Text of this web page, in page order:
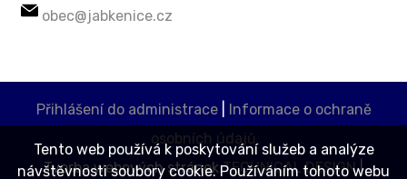
Tento web používá k poskytování služeb a analýze
návštěvnosti soubory cookie. Používáním tohoto webu
obec@jabkenice.cz
Přihlášení do administrace| Informace o ochraně
osobních údajů
Tvorba webových stránekTECHNICAL DESIGN|